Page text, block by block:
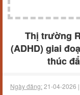
Thị trường
(ADHD) giai
thúc
Ngày đăng:21-04-2026 |